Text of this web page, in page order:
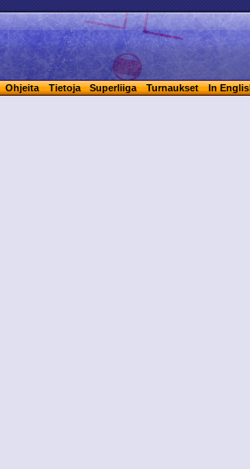
Ohjeita Tietoja Superliiga Turnaukset In